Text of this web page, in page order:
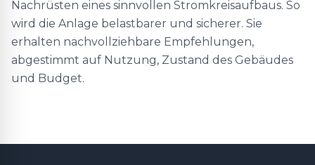
Nachrüsten eines sinnvollen Stromkreisaufbaus. So
wird die Anlage belastbarer und sicherer. Sie
erhalten nachvollziehbare Empfehlungen,
abgestimmt auf Nutzung, Zustand des Gebäudes
und Budget.